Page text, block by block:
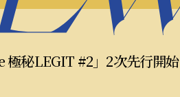
極秘LEGIT #2」2次先行開始